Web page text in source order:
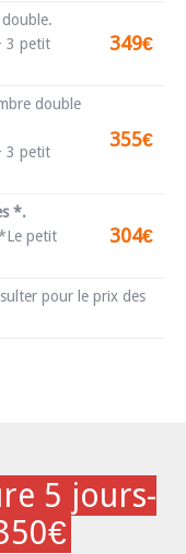
3 petit
349€
double
3 petit
355€
*.
petit
304€
pour le prix des
5 jours-